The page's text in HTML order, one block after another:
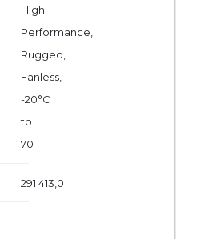
High
Performance,
Rugged,
Fanless,
-20°C
to
70
291 413,0